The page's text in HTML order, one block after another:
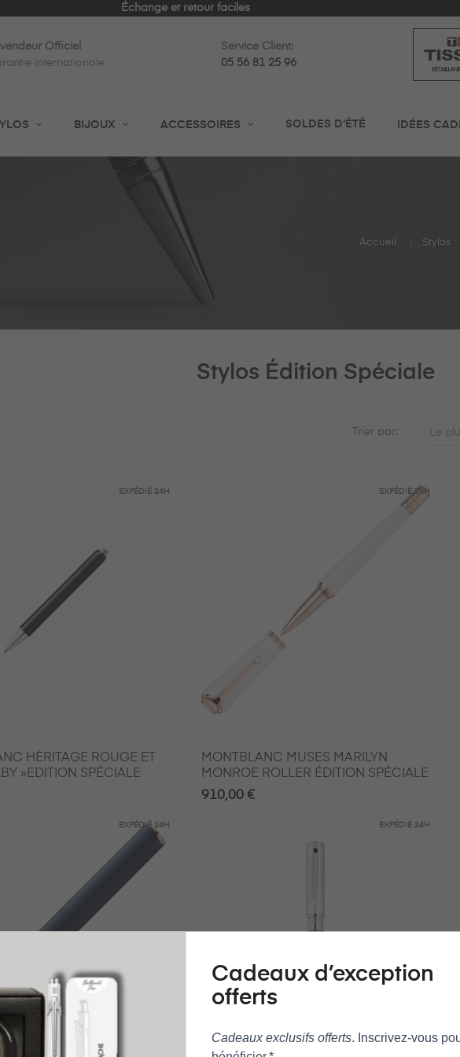
Échange et retour faciles
Officiel
internationale
Service Client:
05 56 81 25 96
BIJOUX ACCESSOIRES SOLDES D'ÉTÉ IDÉES
Accueil Stylos
Stylos Édition Spéciale
Trier par: Le
EXPÉDIÉ24H
ET
»EDITION SPÉCIALE
EXPÉDIÉ24H
MONTBLANC MUSES MARILYN
MONROE ROLLER ÉDITION SPÉCIALE
910,00 €
EXPÉDIÉ24H EXPÉDIÉ 24H
Cadeaux d’exception
offerts
Cadeaux exclusifs offerts. Inscrivez‑vous